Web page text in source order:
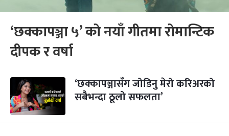
‘छक्कापञ्जा ५’ को नयाँ गीतमा रोमान्टिक
दीपक र वर्षा
‘छक्कापञ्जासँग जोडिनु मेरो करिअरको
सबैभन्दा ठूलो सफलता’